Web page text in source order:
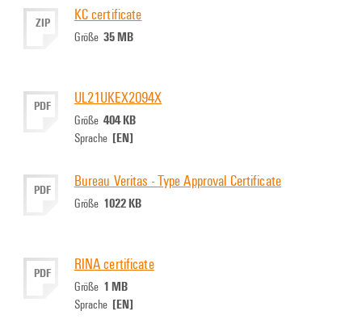
ZIP KC certificate
Größe 35 MB
PDF UL21UKEX2094X
Größe 404 KB
Sprache [EN]
PDF Bureau Veritas - Type Approval Certificate
Größe 1022 KB
PDF RINA certificate
Größe 1 MB
Sprache [EN]